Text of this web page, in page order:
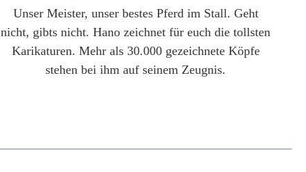
Unser Meister, unser bestes Pferd im Stall. Geht
nicht, gibts nicht. Hano zeichnet für euch die tollsten
Karikaturen. Mehr als 30.000 gezeichnete Köpfe
stehen bei ihm auf seinem Zeugnis.